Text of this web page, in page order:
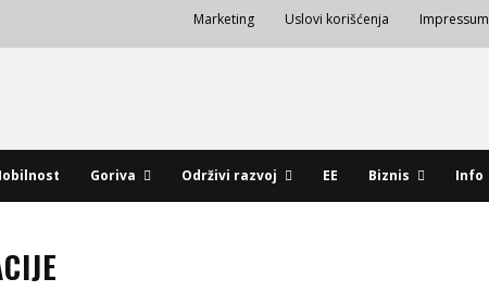
Marketing Uslovi korišćenja Impressum
Goriva Održivi razvoj EE Biznis Info